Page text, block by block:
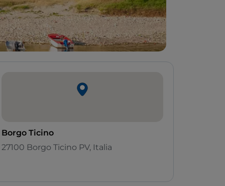
Borgo Ticino
27100 Borgo Ticino PV, Italia